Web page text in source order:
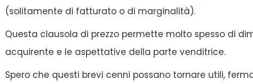
(solitamente di fatturato o di marginalità).
Questa clausola di prezzo permette molto spesso di
acquirente e le aspettative della parte venditrice.
Spero che questi brevi cenni possano tornare utili,